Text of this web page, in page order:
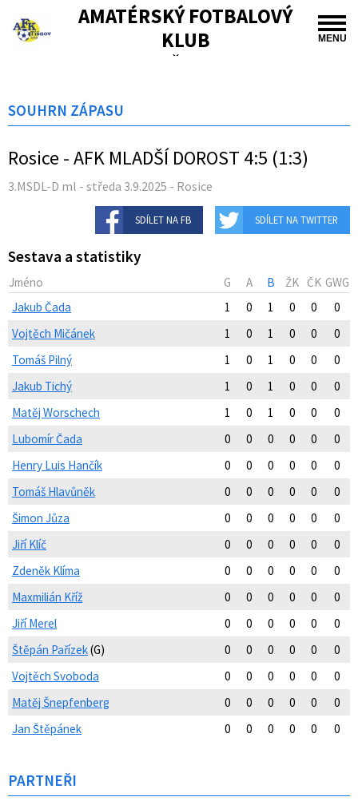
MENU
AMATÉRSKÝ FOTBALOVÝ
KLUB
TIŠNOV
SOUHRN ZÁPASU
Rosice - AFK MLADŠÍ DOROST 4:5 (1:3)
3.MSDL-D ml - středa 3.9.2025 - Rosice
SDÍLET NA FB SDÍLET NA TWITTER
Sestava a statistiky
Jméno G A B ŽK ČK GWG
Jakub Čada
1 0 1 0 0
0
Vojtěch Mičánek
1 0 1 0 0
0
Tomáš Pilný
1 0 1 0 0
0
Jakub Tichý
1 0 1 0 0
0
Matěj Worschech
1 0 1 0 0
0
Lubomír Čada
0 0 0 0 0
0
Henry Luis Hančík
0 0 0 0 0
0
Tomáš Hlavůněk
0 0 0 0 0
0
Šimon Jůza
0 0 0 0 0
0
Jiří Klíč
0 0 0 0 0
0
Zdeněk Klíma
0 0 0 0 0
0
Maxmilián Kříž
0 0 0 0 0
0
Jiří Merel
0 0 0 0 0
0
Štěpán Pařízek(G) 0 0 0 0 0
0
Vojtěch Svoboda
0 0 0 0 0
0
Matěj Šnepfenberg
0 0 0 0 0
0
Jan Štěpánek
0 0 0 0 0 0
PARTNEŘI